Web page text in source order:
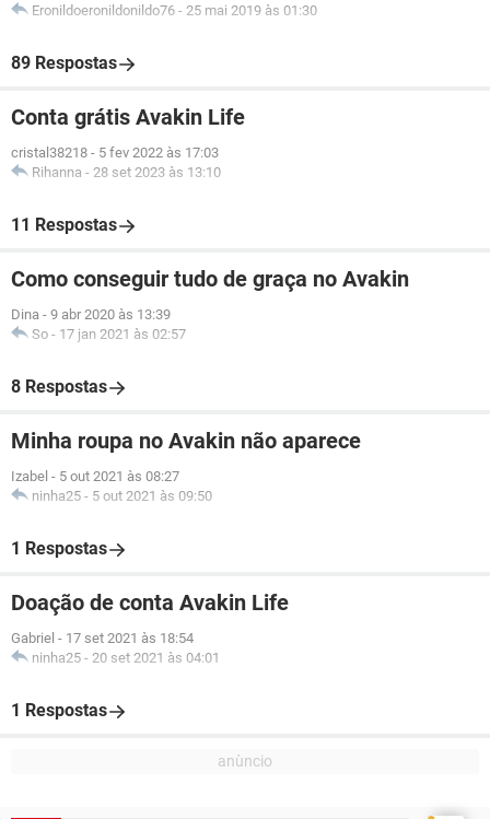
Eronildoeronildonildo76 - 25 mai 2019 às 01:30
89 Respostas
Conta grátis Avakin Life
cristal38218 - 5 fev 2022 às 17:03
Rihanna - 28 set 2023 às 13:10
11 Respostas
Como conseguir tudo de graça no Avakin
Dina - 9 abr 2020 às 13:39
So - 17 jan 2021 às 02:57
8 Respostas
Minha roupa no Avakin não aparece
Izabel - 5 out 2021 às 08:27
ninha25 - 5 out 2021 às 09:50
1 Respostas
Doação de conta Avakin Life
Gabriel - 17 set 2021 às 18:54
ninha25 - 20 set 2021 às 04:01
1 Respostas